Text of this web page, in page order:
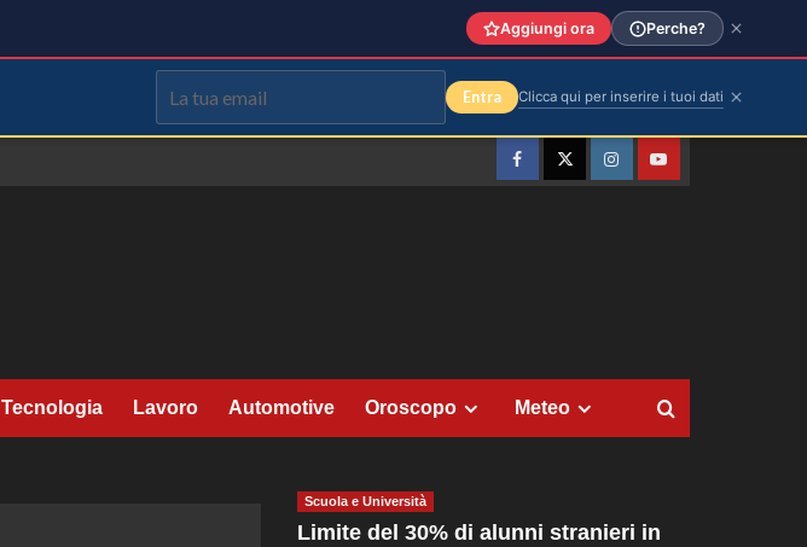
FacebookTwitterInstagramYouTube
Tecnologia Lavoro Automotive Oroscopo Meteo
Scuola e Università
Limite del 30% di alunni stranieri in
Aggiungi ora Perche?
Entra Clicca qui per inserire i tuoi dati